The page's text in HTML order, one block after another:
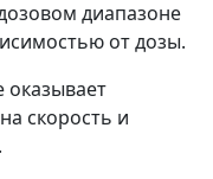
диапазоне
от дозы.
скорость и